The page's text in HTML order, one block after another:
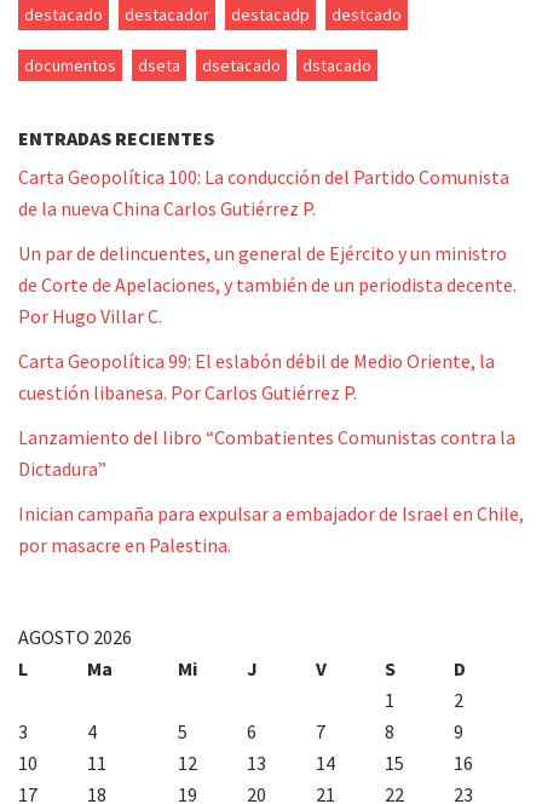
destacado destacador destacadp destcado
documentos dseta dsetacado dstacado
ENTRADAS RECIENTES
Carta Geopolítica 100: La conducción del Partido Comunista
de la nueva China Carlos Gutiérrez P.
Un par de delincuentes, un general de Ejército y un ministro
de Corte de Apelaciones, y también de un periodista decente.
Por Hugo Villar C.
Carta Geopolítica 99: El eslabón débil de Medio Oriente, la
cuestión libanesa. Por Carlos Gutiérrez P.
Lanzamiento del libro “Combatientes Comunistas contra la
Dictadura”
Inician campaña para expulsar a embajador de Israel en Chile,
por masacre en Palestina.
AGOSTO 2026
L
Ma Mi J V S
D
1
2
3
4 5 6 7 8
9
10
11 12 13 14 15
16
17
18 19 20 21 22
23